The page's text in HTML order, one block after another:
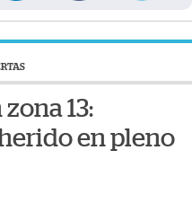
13:
en pleno